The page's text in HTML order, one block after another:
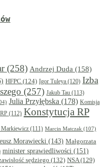
(258) Andrzej Duda (158)
HFPC (124) Igor Tuleya (120) Izba
(257) Jakub Tau (113)
Julia Przyłębska (178) Komisja
(112) Konstytucja RP
(111) Marcin Matczak (107)
Morawiecki (143) Małgorzata
minister sprawiedliwości (151)
sędziego (132) NSA(129)